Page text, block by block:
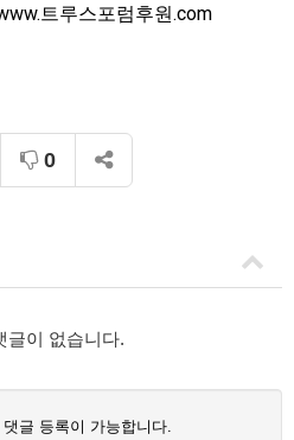
트루스포럼후원.com
0
글이 없습니다.
글 등록이 가능합니다.